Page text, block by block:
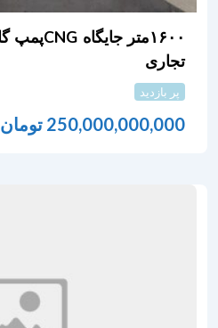
تجاری
پر بازدید
250,000,000,000 تومان